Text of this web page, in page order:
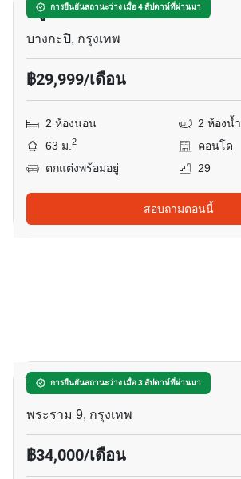
การยืนยันสถานะว่าง เมื่อ 4 สัปดาห์ที่ผ่านมา
ทรู ทองหล่อ
บางกะปิ, กรุงเทพ
฿29,999/เดือน
2 ห้องนอน
2 ห้องน้ำ
63 ม.2
คอนโด
ตกแต่งพร้อมอยู่
29
สอบถามตอนนี้
การยืนยันสถานะว่าง เมื่อ 3 สัปดาห์ที่ผ่านมา
ไอดีโอ พระราม 9 - อโศก
พระราม 9, กรุงเทพ
฿34,000/เดือน